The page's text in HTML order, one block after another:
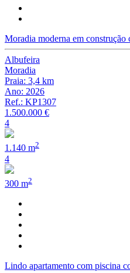
Moradia moderna em construção
Albufeira
Moradia
Praia: 3,4 km
Ano: 2026
Ref.: KP1307
1.500.000 €
4
1.140 m2
4
300 m2
Lindo apartamento com piscina